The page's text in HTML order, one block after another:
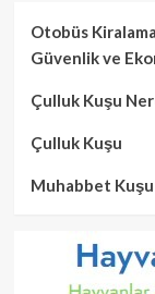
Otobüs
Güvenlik ve
Çulluk Kuşu
Çulluk Kuşu
Muhabbet Kuşu